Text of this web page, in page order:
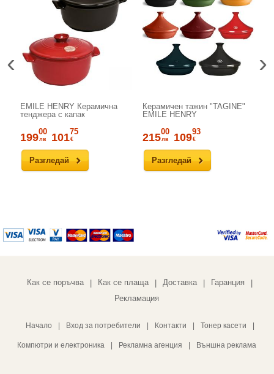
EMILE HENRY Керамична
тенджера с капак
Разгледай
19900
лв 10175
€
Керамичен тажин "TAGINE"
EMILE HENRY
Разгледай
21500
лв 10993
€
‹ ›
Как се поръчва | Как се плаща | Доставка | Гаранция
|
Рекламация
Начало Вход за потребители Контакти Тонер касети
Компютри и електроника Рекламна агенция Външна реклама